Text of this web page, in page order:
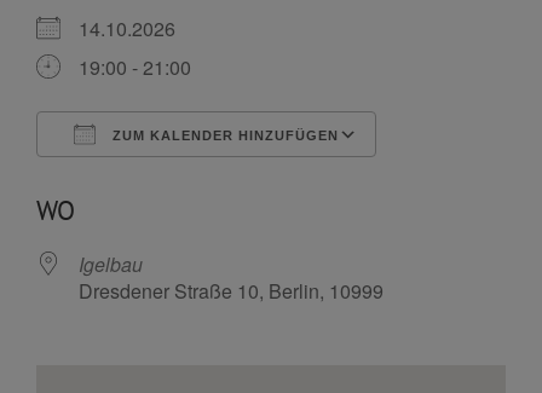
14.10.2026
19:00 - 21:00
ZUM KALENDER HINZUFÜGEN
WO
Igelbau
Dresdener Straße 10, Berlin, 10999